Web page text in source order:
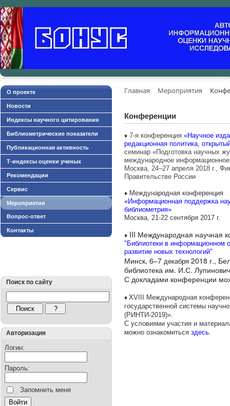
О проекте
Новости
Индексы научного цитирования
Библиометрические показатели
Публикационная активность
Т-индексы оценки ученых
Рекомендации
Сервис
Мероприятия
Вопрос-ответ
Контакты
Поиск по сайту
Авторизация
Логин:
Пароль:
Запомнить меня
Главная Мероприятия
Конференции
♦ 7-я конференция «Научное
редакционная политика,
семинар «Подготовка научных
международное
Москва, 24–27 апреля 2018 г.,
Правительстве России
♦ Международная конференция
«Информационная поддержка
библиометрия»
Москва, 21-22 сентября 2017 г.
♦ III Международная научная
"Библиотеки в информационном
развитие новых технологий"
Минск, 6–7 декабря 2018 г.,
библиотека им. И.С.
С докладами конференции
♦ XVIII Международная
государственной системы
(РИНТИ-2019)».
С условиями участия и
можно ознакомиться здесь.